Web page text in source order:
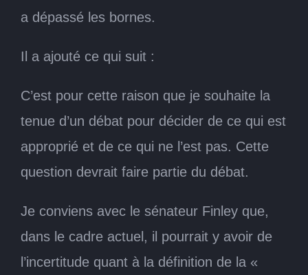
a dépassé les bornes.
Il a ajouté ce qui suit :
C’est pour cette raison que je souhaite la
tenue d’un débat pour décider de ce qui est
approprié et de ce qui ne l’est pas. Cette
question devrait faire partie du débat.
Je conviens avec le sénateur Finley que,
dans le cadre actuel, il pourrait y avoir de
l’incertitude quant à la définition de la «